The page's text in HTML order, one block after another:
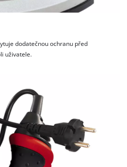
dodatečnou ochranu před
uživatele.